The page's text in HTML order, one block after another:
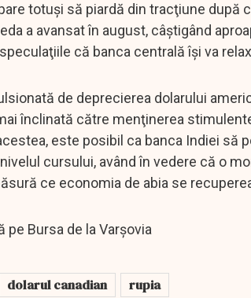
totuşi să piardă din tracţiune după
a avansat în august, câştigând
că banca centrală îşi va
de deprecierea dolarului
înclinată către menţinerea
este posibil ca banca Indiei să
cursului, având în vedere că o
ce economia de abia se
Bursa de la Varşovia
dolarul canadian rupia